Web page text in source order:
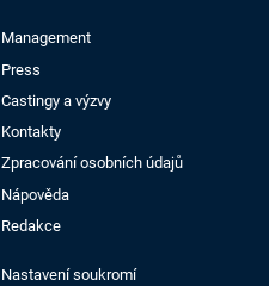
Management
Press
Castingy a výzvy
Kontakty
Zpracování osobních údajů
Nápověda
Redakce
Nastavení soukromí